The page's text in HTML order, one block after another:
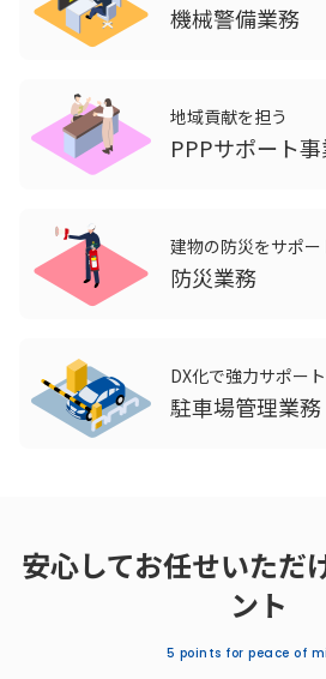
機械警備業務
地域貢献を担う
PPPサポート
建物の防災をサポー
防災業務
DX化で強力サポート
駐車場管理業務
安心してお任せいただ
ント
5 points for peace of